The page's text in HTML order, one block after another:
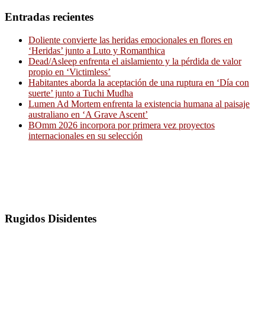
Entradas recientes
Doliente convierte las heridas emocionales en flores en
‘Heridas’ junto a Luto y Romanthica
Dead/Asleep enfrenta el aislamiento y la pérdida de valor
propio en ‘Victimless’
Habitantes aborda la aceptación de una ruptura en ‘Día con
suerte’ junto a Tuchi Mudha
Lumen Ad Mortem enfrenta la existencia humana al paisaje
australiano en ‘A Grave Ascent’
BOmm 2026 incorpora por primera vez proyectos
internacionales en su selección
Rugidos Disidentes